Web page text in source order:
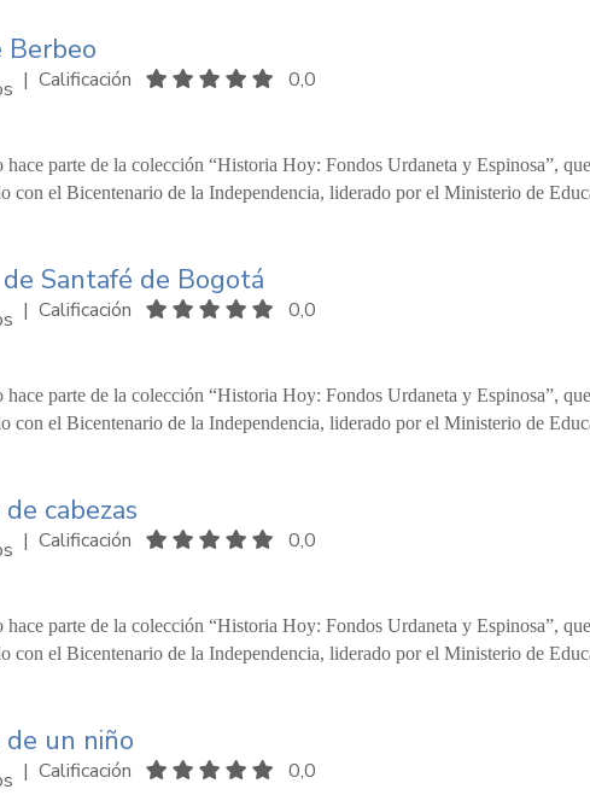
Berbeo
| Calificación 0,0
hace parte de la colección “Historia Hoy: Fondos Urdaneta y Espinosa”,
con el Bicentenario de la Independencia, liderado por el Ministerio de
Santafé de Bogotá
| Calificación 0,0
hace parte de la colección “Historia Hoy: Fondos Urdaneta y Espinosa”,
con el Bicentenario de la Independencia, liderado por el Ministerio de
cabezas
| Calificación 0,0
hace parte de la colección “Historia Hoy: Fondos Urdaneta y Espinosa”,
con el Bicentenario de la Independencia, liderado por el Ministerio de
de un niño
| Calificación 0,0